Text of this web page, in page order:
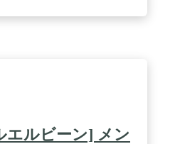
エルビーン] メン